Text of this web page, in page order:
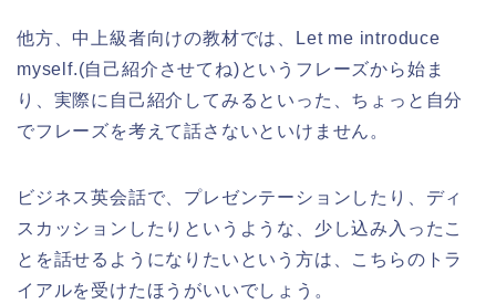
他方、中上級者向けの教材では、Let me introduce
myself.(自己紹介させてね)というフレーズから始ま
り、実際に自己紹介してみるといった、ちょっと自分
でフレーズを考えて話さないといけません。
ビジネス英会話で、プレゼンテーションしたり、ディ
スカッションしたりというような、少し込み入ったこ
とを話せるようになりたいという方は、こちらのトラ
イアルを受けたほうがいいでしょう。